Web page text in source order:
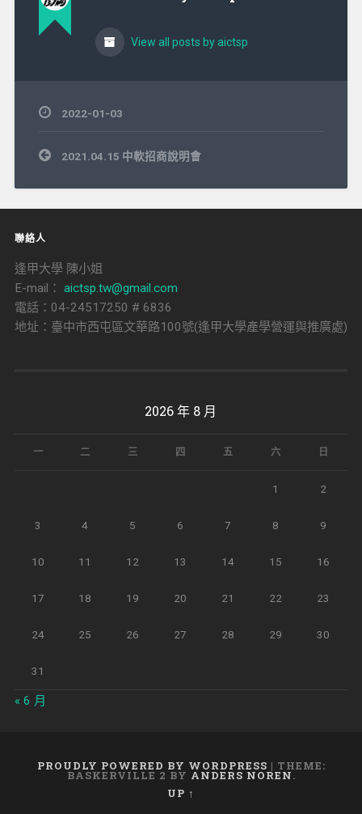
View all posts by aictsp
2022-01-03
文
章
覽
2021.04.15 中軟招商說明會
聯絡人
逢甲大學 陳小姐
E-mail： aictsp.tw@gmail.com
電話：04-24517250 # 6836
地址：臺中市西屯區文華路100號(逢甲大學產學營運與推廣處)
2026 年 8 月
一 二 三 四 五 六 日
1 2
3 4 5 6 7 8 9
10 11 12 13 14 15 16
17 18 19 20 21 22 23
24 25 26 27 28 29 30
31
« 6 月
PROUDLY POWERED BY WORDPRESS | THEME:
BASKERVILLE 2 BY ANDERS NOREN.
UP ↑